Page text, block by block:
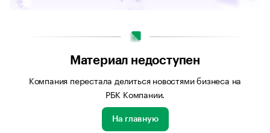
Источник изображения: Личный архив «Телеком биржи»
Материал недоступен
Компания перестала делиться новостями бизнеса на
РБК Компании.
На главную